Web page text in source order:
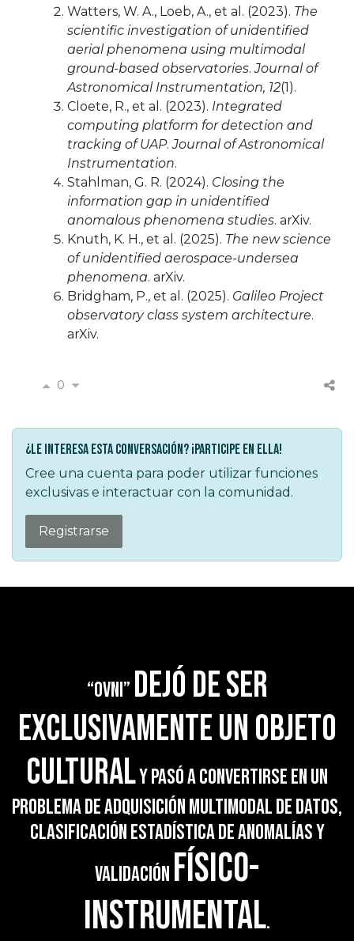
Watters, W. A., Loeb, A., et al. (2023). The
scientific investigation of unidentified
aerial phenomena using multimodal
ground-based observatories.Journal of
Astronomical Instrumentation, 12(1).
Cloete, R., et al. (2023). Integrated
computing platform for detection and
tracking of UAP.Journal of Astronomical
Instrumentation.
Stahlman, G. R. (2024). Closing the
information gap in unidentified
anomalous phenomena studies. arXiv.
Knuth, K. H., et al. (2025). The new science
of unidentified aerospace-undersea
phenomena. arXiv.
Bridgham, P., et al. (2025). Galileo Project
observatory class system architecture.
arXiv.
0
¿Le interesa esta conversación? ¡Participe en ella!
Cree una cuenta para poder utilizar funciones
exclusivas e interactuar con la comunidad.
Registrarse
“OVNI” dejó de ser
exclusivamente un objeto
culturaly pasó a convertirse en un
problema de adquisición multimodal de datos,
clasificación estadística de anomalías y
validación físico-
instrumental.